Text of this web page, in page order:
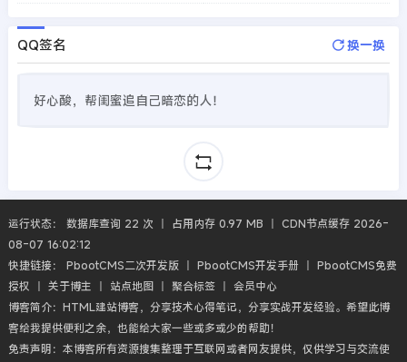
QQ签名 换一换
好心酸，帮闺蜜追自己暗恋的人！
运行状态： 数据库查询 22 次 丨 占用内存 0.97 MB 丨 CDN节点缓存 2026-
08-07 16:02:12
快捷链接： PbootCMS二次开发版丨 PbootCMS开发手册 丨 PbootCMS免费
授权 丨 关于博主 丨 站点地图丨 聚合标签丨 会员中心
博客简介：HTML建站博客，分享技术心得笔记，分享实战开发经验。希望此博
客给我提供便利之余，也能给大家一些或多或少的帮助！
免责声明：本博客所有资源搜集整理于互联网或者网友提供，仅供学习与交流使